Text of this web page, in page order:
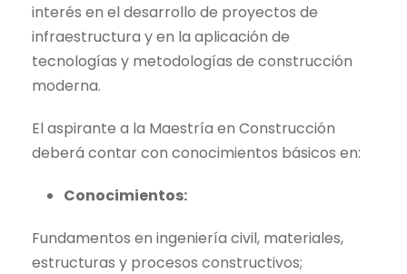
interés en el desarrollo de proyectos de
infraestructura y en la aplicación de
tecnologías y metodologías de construcción
moderna.
El aspirante a la Maestría en Construcción
deberá contar con conocimientos básicos en:
Conocimientos:
Fundamentos en ingeniería civil, materiales,
estructuras y procesos constructivos;